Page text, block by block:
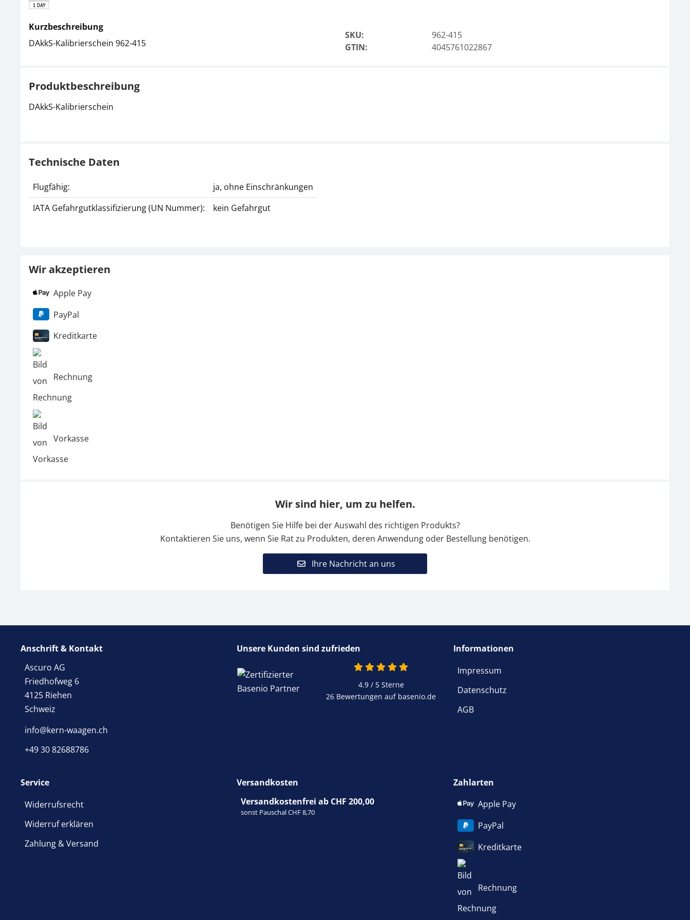
Kurzbeschreibung
DAkkS-Kalibrierschein 962-415
SKU:
962-415
GTIN:
4045761022867
Produktbeschreibung
DAkkS-Kalibrierschein
Technische Daten
Flugfähig:
ja, ohne Einschränkungen
IATA Gefahrgutklassifizierung (UN Nummer):
kein Gefahrgut
Wir akzeptieren
Apple Pay
PayPal
Kreditkarte
Rechnung
Vorkasse
Wir sind hier, um zu helfen.
Benötigen Sie Hilfe bei der Auswahl des richtigen Produkts?
Kontaktieren Sie uns, wenn Sie Rat zu Produkten, deren Anwendung oder Bestellung benötigen.
Ihre Nachricht an uns
Anschrift & Kontakt
Ascuro AG
Friedhofweg 6
4125 Riehen
Schweiz
info@kern-waagen.ch
+49 30 82688786
Unsere Kunden sind zufrieden
4.9 / 5Sterne
26 Bewertungen auf basenio.de
Informationen
Impressum
Datenschutz
AGB
Service
Widerrufsrecht
Widerruf erklären
Zahlung & Versand
Versandkosten
Versandkostenfrei ab CHF 200,00
sonst Pauschal CHF 8,70
Zahlarten
Apple Pay
PayPal
Kreditkarte
Rechnung